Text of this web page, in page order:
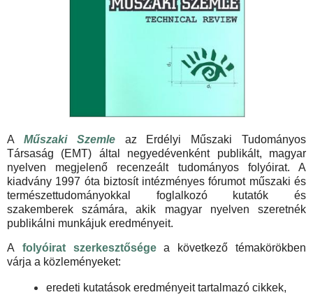
A Műszaki Szemle az Erdélyi Műszaki Tudományos
Társaság (EMT) által negyedévenként publikált, magyar
nyelven megjelenő recenzeált tudományos folyóirat. A
kiadvány 1997 óta biztosít intézményes fórumot műszaki és
természettudományokkal foglalkozó kutatók és
szakemberek számára, akik magyar nyelven szeretnék
publikálni munkájuk eredményeit.
A folyóirat szerkesztőségea következő témakörökben
várja a közleményeket:
eredeti kutatások eredményeit tartalmazó cikkek,